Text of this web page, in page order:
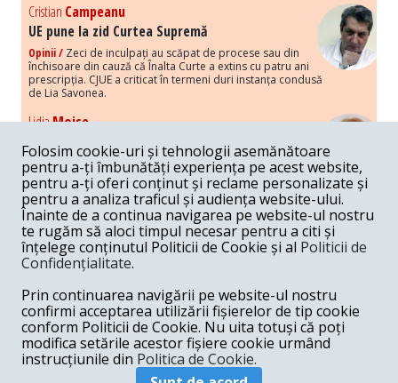
Cristian Campeanu
UE pune la zid Curtea Supremă
Opinii / Zeci de inculpați au scăpat de procese sau din
închisoare din cauză că Înalta Curte a extins cu patru ani
prescripția. CJUE a criticat în termeni duri instanța condusă
de Lia Savonea.
LidiaMoise
Costurile economice ale haosului politic
Opinii / Economia nu poate rezista cu retorica falsă a
susținerii intereselor poporului, care, de fapt, ascunde
obsesia menținerii privilegiilor și a averilor unor caste.
Melania Cincea
Noi puseuri de xenofobie din partea românilor
„neaoși”
Periodic, în spațiul public sunt voci care lansează
mesaje xenofobe la adresa câte unui politician care deranjează un
anumit grup politico-mediatic, într-un anumit moment.
ArmandGosu
Unirea cu Moldova: modele istorice
Unirea cu Moldova depinde de intensitatea
Folosim cookie-uri și tehnologii asemănătoare
pentru a-ți îmbunătăți experiența pe acest website,
pentru a-ți oferi conținut și reclame personalizate și
pentru a analiza traficul și audiența website-ului.
Înainte de a continua navigarea pe website-ul nostru
te rugăm să aloci timpul necesar pentru a citi și
înțelege conținutul Politicii de Cookie și al Politicii de
Confidențialitate.
Prin continuarea navigării pe website-ul nostru
confirmi acceptarea utilizării fișierelor de tip cookie
conform Politicii de Cookie. Nu uita totuși că poți
modifica setările acestor fișiere cookie urmând
instrucțiunile din Politica de Cookie.